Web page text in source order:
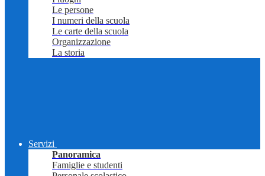
Le persone
I numeri della scuola
Le carte della scuola
Organizzazione
La storia
Servizi
Panoramica
Famiglie e studenti